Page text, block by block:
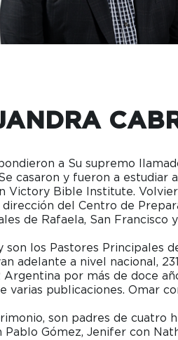
a Su supremo
casaron y fueron a estudiar
Victory Bible Institute.
del Centro de
de Rafaela, San Francisco
son los Pastores Principales
adelante a nivel nacional,
por más de doce
varias publicaciones. Omar
son padres de cuatro
Pablo Gómez, Jenifer con